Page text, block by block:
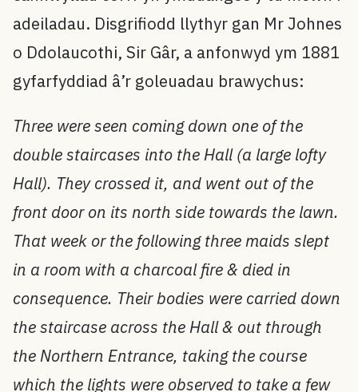
adeiladau. Disgrifiodd llythyr gan Mr Johnes
o Ddolaucothi, Sir Gâr, a anfonwyd ym 1881
gyfarfyddiad â’r goleuadau brawychus:
Three were seen coming down one of the
double staircases into the Hall (a large lofty
Hall). They crossed it, and went out of the
front door on its north side towards the lawn.
That week or the following three maids slept
in a room with a charcoal fire & died in
consequence. Their bodies were carried down
the staircase across the Hall & out through
the Northern Entrance, taking the course
which the lights were observed to take a few